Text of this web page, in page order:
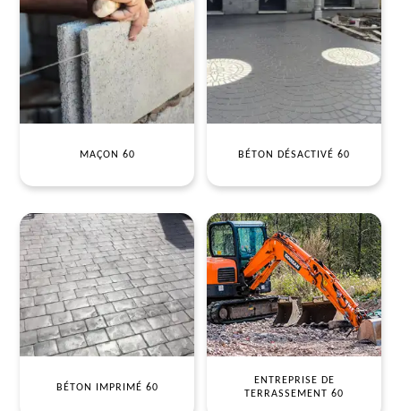
MAÇON 60 BÉTON DÉSACTIVÉ 60
BÉTON IMPRIMÉ 60
ENTREPRISE DE
TERRASSEMENT 60